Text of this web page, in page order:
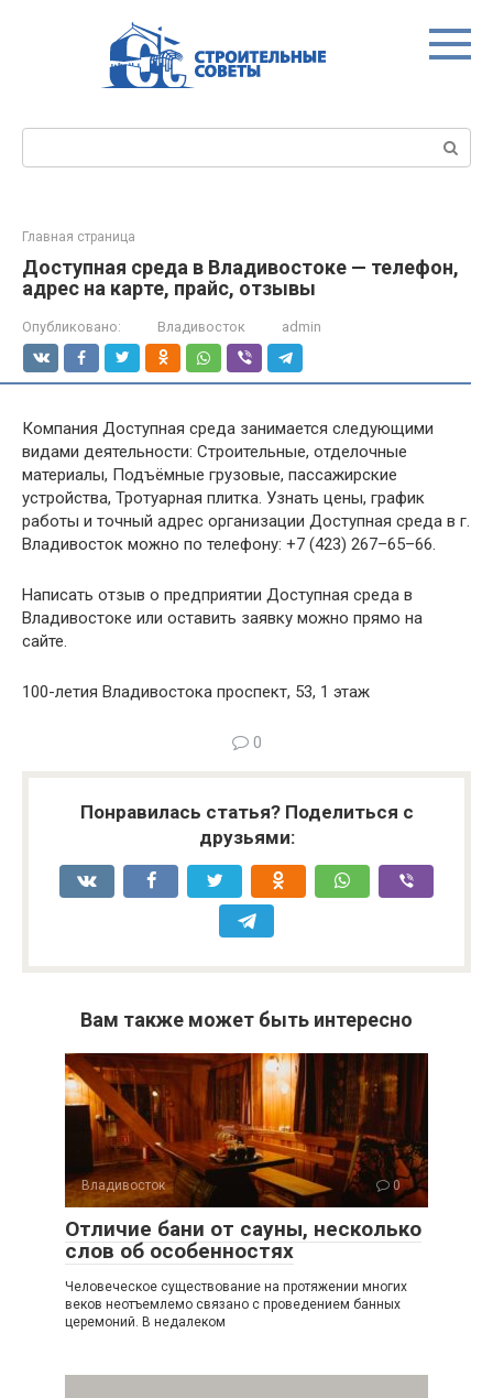
Главная страница
Доступная среда в Владивостоке — телефон,
адрес на карте, прайс, отзывы
Опубликовано: Владивосток admin
Компания Доступная среда занимается следующими
видами деятельности: Строительные, отделочные
материалы, Подъёмные грузовые, пассажирские
устройства, Тротуарная плитка. Узнать цены, график
работы и точный адрес организации Доступная среда в г.
Владивосток можно по телефону: +7 (423) 267–65–66.
Написать отзыв о предприятии Доступная среда в
Владивостоке или оставить заявку можно прямо на
сайте.
100-летия Владивостока проспект, 53, 1 этаж
0
Понравилась статья? Поделиться с
друзьями:
Вам также может быть интересно
Владивосток 0
Отличие бани от сауны, несколько
слов об особенностях
Человеческое существование на протяжении многих
веков неотъемлемо связано с проведением банных
церемоний. В недалеком